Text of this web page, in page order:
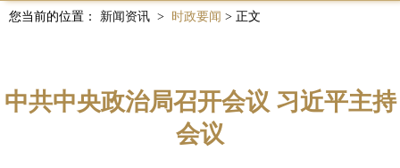
您当前的位置： 新闻资讯 > 时政要闻 > 正文
中共中央政治局召开会议 习近平主持
会议